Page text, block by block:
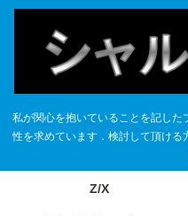
私が関心を抱いていることを記し
性を求めています．検討して頂ける
Z/X